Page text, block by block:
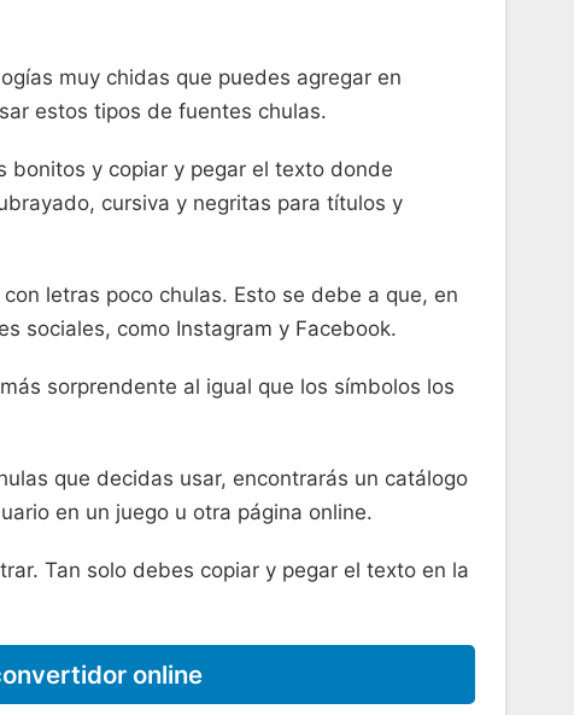
muy chidas que puedes agregar en
estos tipos de fuentes chulas.
bonitos y copiar y pegar el texto donde
cursiva y negritas para títulos y
letras poco chulas. Esto se debe a que, en
sociales, como Instagram y Facebook.
sorprendente al igual que los símbolos los
que decidas usar, encontrarás un catálogo
en un juego u otra página online.
Tan solo debes copiar y pegar el texto en la
online